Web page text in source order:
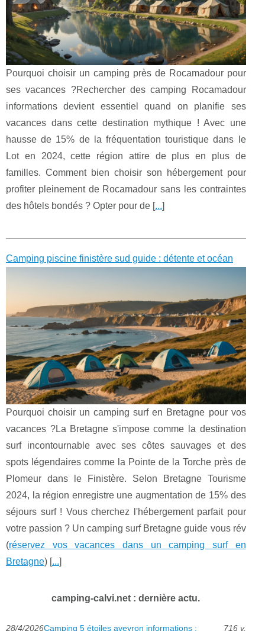
Pourquoi choisir un camping près de Rocamadour pour
ses vacances ?Rechercher des camping Rocamadour
informations devient essentiel quand on planifie ses
vacances dans cette destination mythique ! Avec une
hausse de 15% de la fréquentation touristique dans le
Lot en 2024, cette région attire de plus en plus de
familles. Comment bien choisir son hébergement pour
profiter pleinement de Rocamadour sans les contraintes
des hôtels bondés ? Opter pour de [...]
Camping piscine finistère sud guide : détente et océan
Pourquoi choisir un camping surf en Bretagne pour vos
vacances ?La Bretagne s'impose comme la destination
surf incontournable avec ses côtes sauvages et des
spots légendaires comme la Pointe de la Torche près de
Plomeur dans le Finistère. Selon Bretagne Tourisme
2024, la région enregistre une augmentation de 15% des
séjours surf ! Vous cherchez l'hébergement parfait pour
votre passion ? Un camping surf Bretagne guide vous rév
(réservez vos vacances dans un camping surf en
Bretagne) [...]
camping-calvi.net : dernière actu.
28/4/2026Camping 5 étoiles aveyron informations :
716 v.